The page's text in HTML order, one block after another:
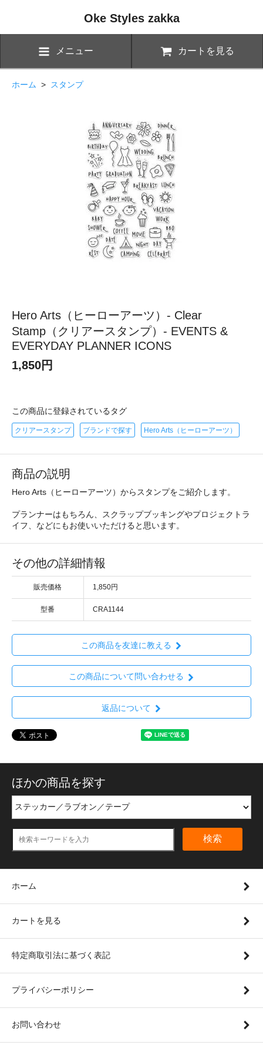
Oke Styles zakka
メニュー カートを見る
ホーム > スタンプ
Hero Arts（ヒーローアーツ）- Clear
Stamp（クリアースタンプ）- EVENTS &
EVERYDAY PLANNER ICONS
1,850円
この商品に登録されているタグ
クリアースタンプ ブランドで探す Hero Arts（ヒーローアーツ）
商品の説明
Hero Arts（ヒーローアーツ）からスタンプをご紹介します。
プランナーはもちろん、スクラップブッキングやプロジェクトラ
イフ、などにもお使いいただけると思います。
その他の詳細情報
販売価格 1,850円
型番 CRA1144
この商品を友達に教える
この商品について問い合わせる
返品について
ほかの商品を探す
検索
ホーム
カートを見る
特定商取引法に基づく表記
プライバシーポリシー
お問い合わせ